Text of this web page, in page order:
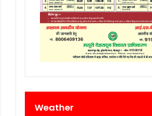
Weather